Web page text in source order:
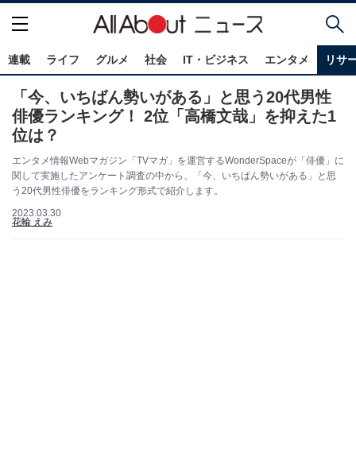
連載 ライフ グルメ 社会 IT・ビジネス エンタメ リサ
「今、いちばん勢いがある」と思う20代男性
俳優ランキング！ 2位「高橋文哉」を抑えた1
位は？
エンタメ情報Webマガジン「TVマガ」を運営するWonderSpaceが「俳優」に
関して実施したアンケート調査の中から、「今、いちばん勢いがある」と思
う20代男性俳優をランキング形式で紹介します。
2023.03.30
花輪 えみ